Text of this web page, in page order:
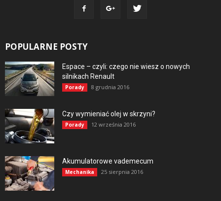
POPULARNE POSTY
Espace – czyli: czego nie wiesz o nowych
silnikach Renault
Porady 8 grudnia 2016
Czy wymieniać olej w skrzyni?
Porady 12 września 2016
Akumulatorowe vademecum
Mechanika 25 sierpnia 2016